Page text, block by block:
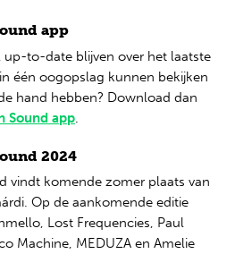
app
up-to-date blijven over het laatste
één oogopslag kunnen bekijken
hand hebben? Download dan
Sound app
2024
vindt komende zomer plaats van
Op de aankomende editie
Lost Frequencies, Paul
Machine, MEDUZA en Amelie